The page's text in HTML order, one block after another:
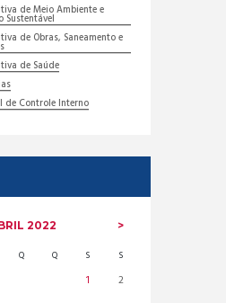
de Meio Ambiente e
Sustentável
de Obras, Saneamento e
de Saúde
de Controle Interno
2022
Q Q S S
1
2